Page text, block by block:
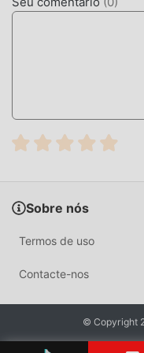
esperando por você.
agora!
Sobre nós
Termos de uso
Contacte-nos
© Copyright